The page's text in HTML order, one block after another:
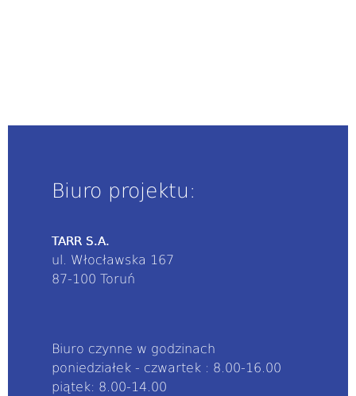
Biuro projektu:
TARR S.A.
ul. Włocławska 167
87-100 Toruń
Biuro czynne w godzinach
poniedziałek - czwartek : 8.00-16.00
piątek: 8.00-14.00